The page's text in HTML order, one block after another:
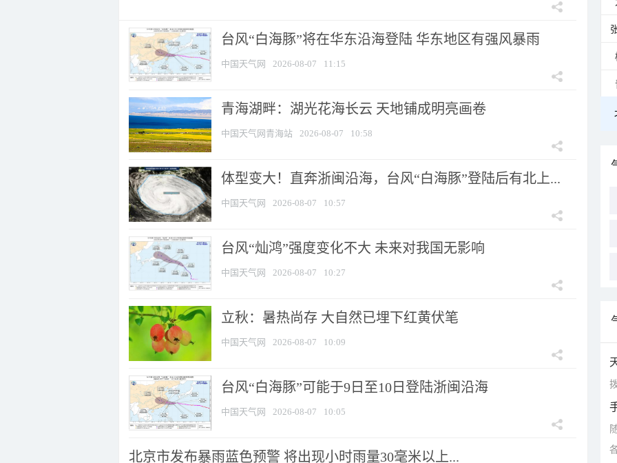
台风“白海豚”将在华东沿海登陆 华东地区有强风暴雨
中国天气网 2026-08-07 11:15
青海湖畔：湖光花海长云 天地铺成明亮画卷
中国天气网青海站 2026-08-07 10:58
体型变大！直奔浙闽沿海，台风“白海豚”登陆后有北上...
中国天气网 2026-08-07 10:57
台风“灿鸿”强度变化不大 未来对我国无影响
中国天气网 2026-08-07 10:27
立秋：暑热尚存 大自然已埋下红黄伏笔
中国天气网 2026-08-07 10:09
台风“白海豚”可能于9日至10日登陆浙闽沿海
中国天气网 2026-08-07 10:05
北京市发布暴雨蓝色预警 将出现小时雨量30毫米以上...